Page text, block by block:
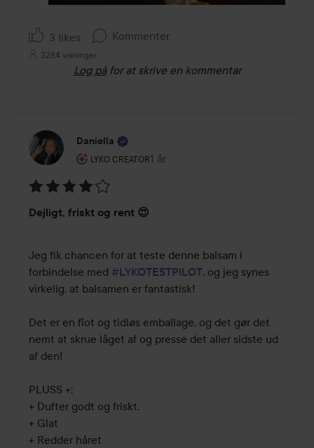
3 likes Kommenter
3284 visninger
Log på for at skrive en kommentar
Daniella
LYKO CREATOR
Brugerens rolle: Lyko Creator.
1 år
Posten blev oprettet 1 år
4
af
5
Dejligt, friskt og rent 😍
Jeg fik chancen for at teste denne balsam i
forbindelse med #LYKOTESTPILOT, og jeg synes
virkelig, at balsamen er fantastisk!
Det er en flot og tidløs emballage, og det gør det
nemt at skrue låget af og presse det aller sidste ud
af den!
PLUSS +:
+ Dufter godt og friskt.
+ Glat
+ Redder håret